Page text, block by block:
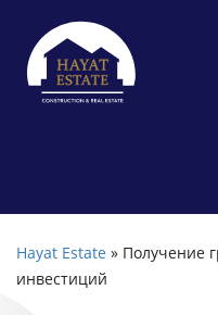
Hayat Estate » Получение
инвестиций